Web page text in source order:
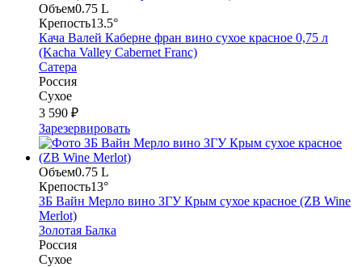
Объем0.75 L
Крепость13.5°
Кача Валей Каберне фран вино сухое красное 0,75 л
(Kacha Valley Cabernet Franc)
Сатера
Россия
Сухое
3 590 ₽
Зарезервировать
Объем0.75 L
Крепость13°
ЗБ Вайн Мерло вино ЗГУ Крым сухое красное (ZB Wine
Merlot)
Золотая Балка
Россия
Сухое